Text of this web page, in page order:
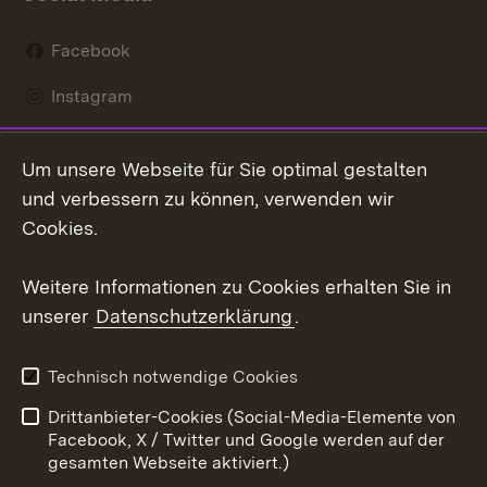
Facebook
Instagram
Mastodon
Youtube
Kontakt
Datenschutz
Barrierefreiheit
Impressum Cookies
Um unsere Webseite für Sie optimal gestalten
und verbessern zu können, verwenden wir
Cookies.
Weitere Informationen zu Cookies erhalten Sie in
unserer Datenschutzerklärung.
Technisch notwendige Cookies
Drittanbieter-Cookies (Social-Media-Elemente von
Facebook, X / Twitter und Google werden auf der
gesamten Webseite aktiviert.)